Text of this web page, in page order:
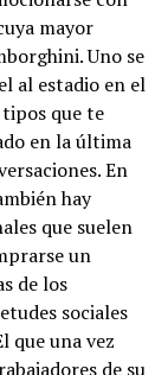
mayor
Uno se
al estadio en el
que te
en la última
En
hay
que suelen
un
de los
sociales
que una vez
de su